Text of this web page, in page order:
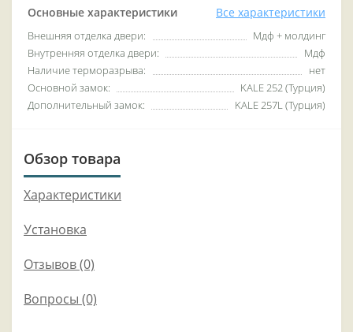
Основные характеристики Все характеристики
Внешняя отделка двери:
Мдф + молдинг
Внутренняя отделка двери:
Мдф
Наличие терморазрыва:
нет
Основной замок:
KALE 252 (Турция)
Дополнительный замок:
KALE 257L (Турция)
Обзор товара
Характеристики
Установка
Отзывов (0)
Вопросы (0)